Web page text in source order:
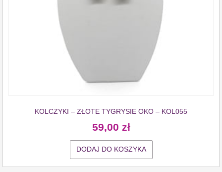
KOLCZYKI – ZŁOTE TYGRYSIE OKO – KOL055
59,00 zł
DODAJ DO KOSZYKA